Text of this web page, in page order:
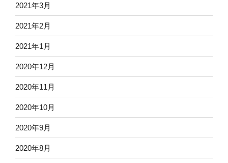
2021年3月
2021年2月
2021年1月
2020年12月
2020年11月
2020年10月
2020年9月
2020年8月